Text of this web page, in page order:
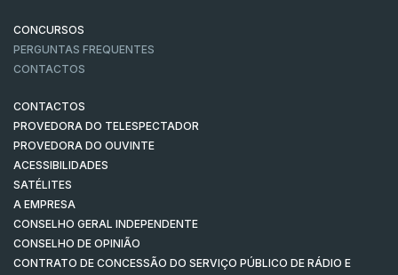
CONCURSOS
PERGUNTAS FREQUENTES
CONTACTOS
CONTACTOS
PROVEDORA DO TELESPECTADOR
PROVEDORA DO OUVINTE
ACESSIBILIDADES
SATÉLITES
A EMPRESA
CONSELHO GERAL INDEPENDENTE
CONSELHO DE OPINIÃO
CONTRATO DE CONCESSÃO DO SERVIÇO PÚBLICO DE RÁDIO E